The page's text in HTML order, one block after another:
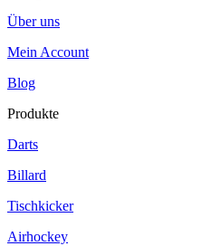
Über uns
Mein Account
Blog
Produkte
Darts
Billard
Tischkicker
Airhockey